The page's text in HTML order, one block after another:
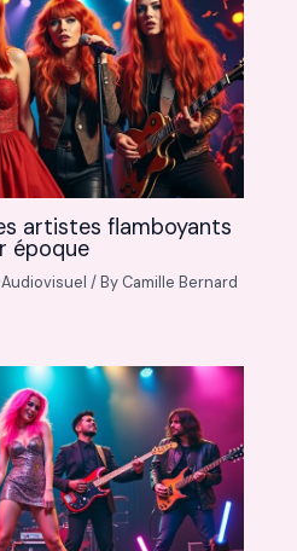
artistes flamboyants
époque
Audiovisuel / By Camille Bernard